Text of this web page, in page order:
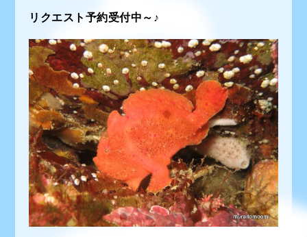
リクエスト予約受付中～♪